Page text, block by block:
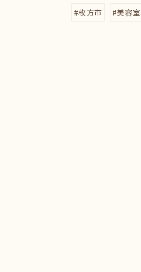
#枚方市 #美容室